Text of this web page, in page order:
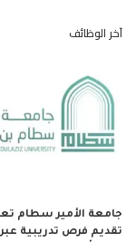
آخر الوظائف
جامعة الأمير سطام
تقديم فرص تدريبية